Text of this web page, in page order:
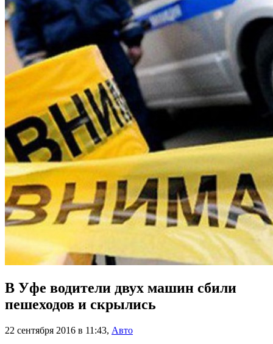
В Уфе водители двух машин сбили
пешеходов и скрылись
22 сентября 2016 в 11:43, Авто